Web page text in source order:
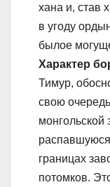
хана и, став
в угоду
былое
Характер
Тимур,
свою
монгольской
границах
потомков.